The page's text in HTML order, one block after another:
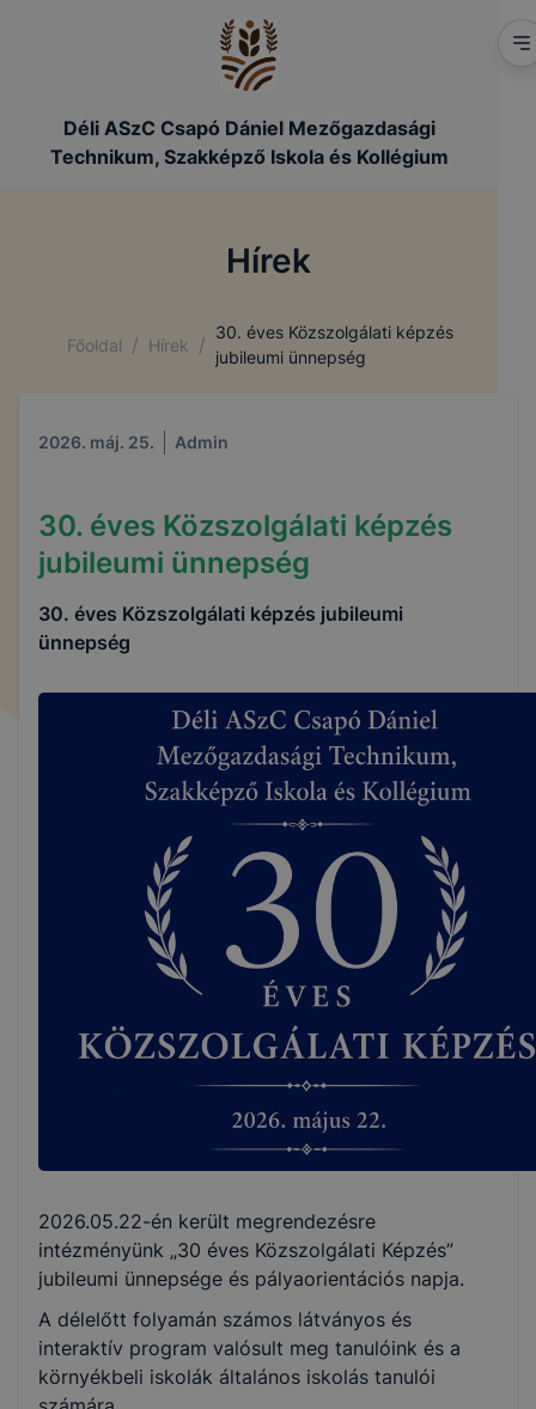
Déli ASzC Csapó Dániel Mezőgazdasági
Technikum, Szakképző Iskola és Kollégium
Hírek
Főoldal / Hírek /
30. éves Közszolgálati képzés
jubileumi ünnepség
2026. máj. 25. Admin
30. éves Közszolgálati képzés
jubileumi ünnepség
30. éves Közszolgálati képzés jubileumi
ünnepség
2026.05.22-én került megrendezésre
intézményünk „30 éves Közszolgálati Képzés”
jubileumi ünnepsége és pályaorientációs napja.
A délelőtt folyamán számos látványos és
interaktív program valósult meg tanulóink és a
környékbeli iskolák általános iskolás tanulói